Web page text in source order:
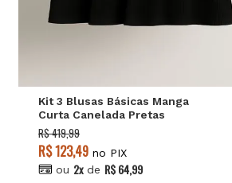
Kit 3 Blusas Básicas Manga
Curta Canelada Pretas
Salvatore
R$ 419,99
R$ 123,49 no PIX
ou 2x de R$ 64,99